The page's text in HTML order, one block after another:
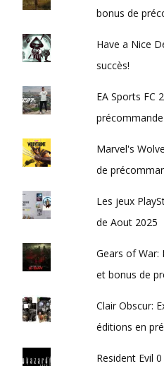
bonus de
Have a Nice
succès!
EA Sports FC
précommande
Marvel's
de
Les jeux
de Aout 2025
Gears of War:
et bonus de
Clair Obscur:
éditions en
Resident Evil